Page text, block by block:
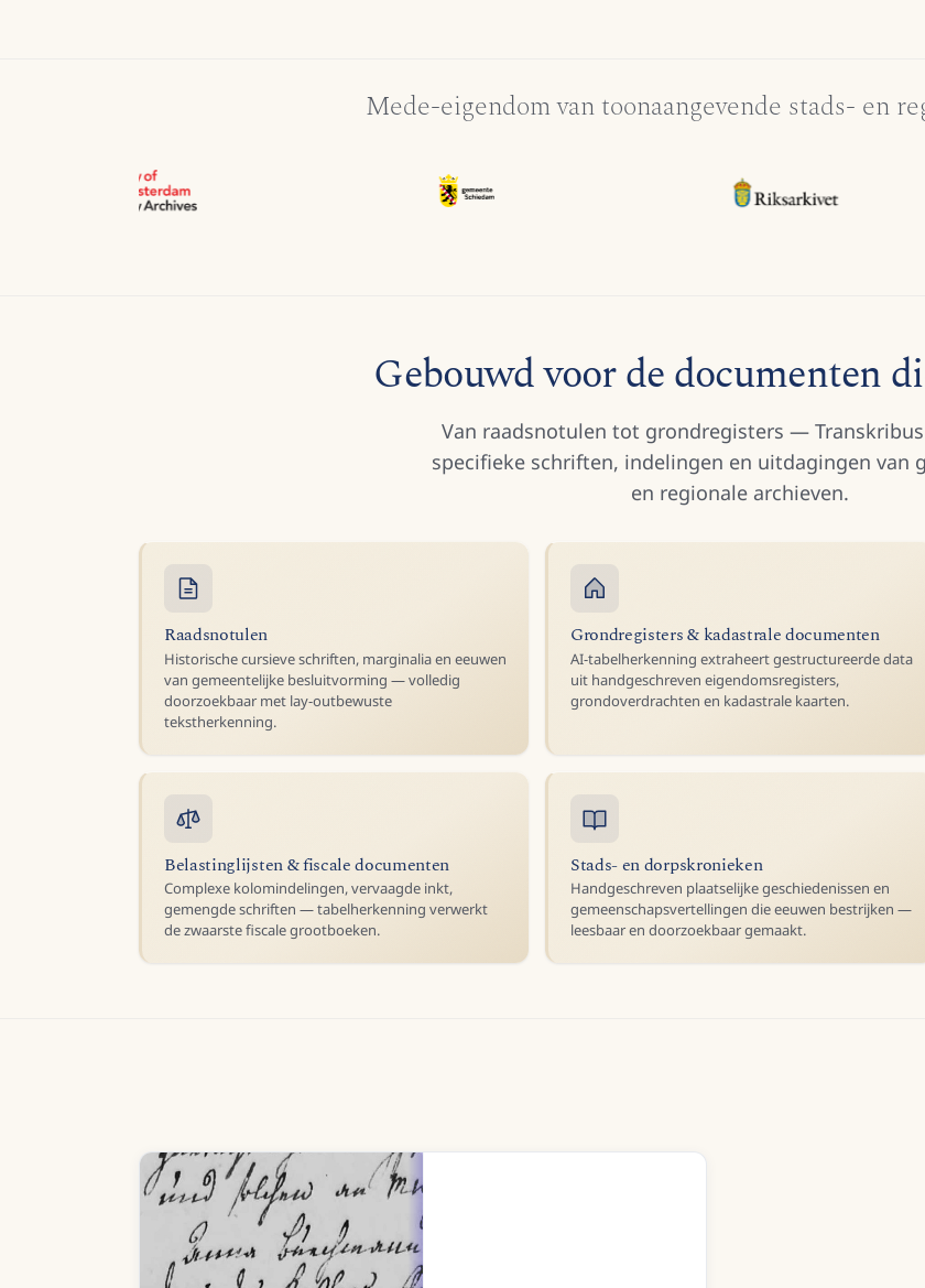
Mede-eigendom van toonaangevende stads- en
Gebouwd voor de documenten
Van raadsnotulen tot grondregisters —
specifieke schriften, indelingen en uitdagingen van
en regionale archieven.
Raadsnotulen
Historische cursieve schriften, marginalia en eeuwen
van gemeentelijke besluitvorming — volledig
doorzoekbaar met lay-outbewuste
tekstherkenning.
Grondregisters & kadastrale documenten
AI-tabelherkenning extraheert gestructureerde data
uit handgeschreven eigendomsregisters,
grondoverdrachten en kadastrale kaarten.
Belastinglijsten & fiscale documenten
Complexe kolomindelingen, vervaagde inkt,
gemengde schriften — tabelherkenning verwerkt
de zwaarste fiscale grootboeken.
Stads- en dorpskronieken
Handgeschreven plaatselijke geschiedenissen en
gemeenschapsvertellingen die eeuwen bestrijken —
leesbaar en doorzoekbaar gemaakt.